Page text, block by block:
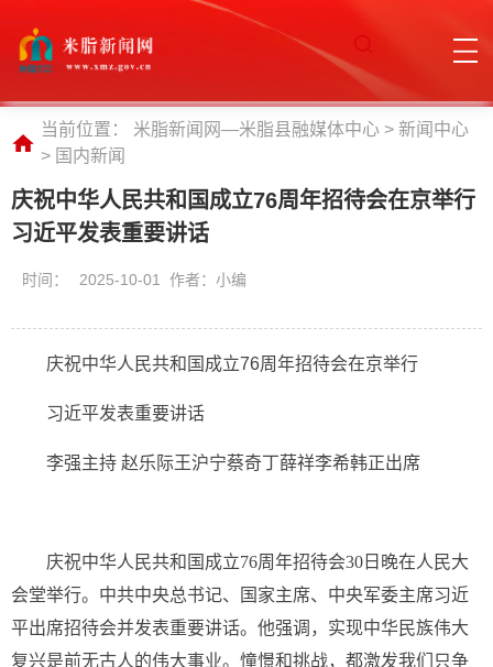
当前位置： 米脂新闻网—米脂县融媒体中心 > 新闻中心
> 国内新闻
庆祝中华人民共和国成立76周年招待会在京举行
习近平发表重要讲话
时间： 2025-10-01 作者：小编
庆祝中华人民共和国成立76周年招待会在京举行
习近平发表重要讲话
李强主持 赵乐际王沪宁蔡奇丁薛祥李希韩正出席
庆祝中华人民共和国成立76周年招待会30日晚在人民大
会堂举行。中共中央总书记、国家主席、中央军委主席习近
平出席招待会并发表重要讲话。他强调，实现中华民族伟大
复兴是前无古人的伟大事业。憧憬和挑战，都激发我们只争